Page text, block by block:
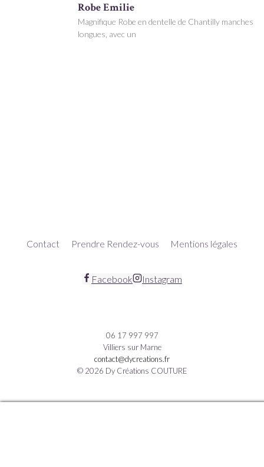
Robe Emilie
Magnifique Robe en dentelle de Chantilly manches
longues, avec un
Contact Prendre Rendez-vous Mentions légales
Facebook Instagram
06 17 997 997
Villiers sur Marne
contact@dycreations.fr
© 2026 Dy Créations COUTURE